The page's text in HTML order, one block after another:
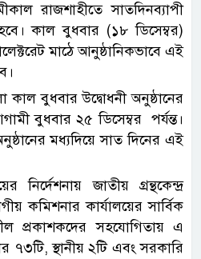
রাজশাহীতে সাতদিনব্যাপী
কাল বুধবার (১৮ ডিসেম্বর)
মাঠে আনুষ্ঠানিকভাবে এই
কাল বুধবার উদ্বোধনী অনুষ্ঠানের
বুধবার ২৫ ডিসেম্বর পর্যন্ত।
মধ্যদিয়ে সাত দিনের এই
নির্দেশনায় জাতীয় গ্রন্থকেন্দ্র
কমিশনার কার্যালয়ের সার্বিক
প্রকাশকদের সহযোগিতায় এ
৭৩টি, স্থানীয় ২টি এবং সরকারি